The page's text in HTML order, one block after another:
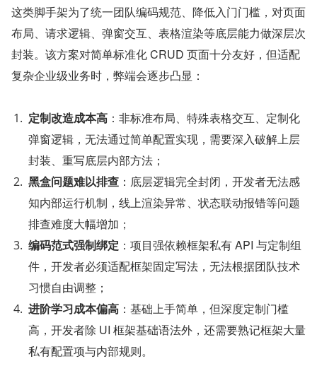
这类脚手架为了统一团队编码规范、降低入门门槛，对页面
布局、请求逻辑、弹窗交互、表格渲染等底层能力做深层次
封装。该方案对简单标准化 CRUD 页面十分友好，但适配
复杂企业级业务时，弊端会逐步凸显：
定制改造成本高 ：非标准布局、特殊表格交互、定制化
弹窗逻辑，无法通过简单配置实现，需要深入破解上层
封装、重写底层内部方法；
黑盒问题难以排查 ：底层逻辑完全封闭，开发者无法感
知内部运行机制，线上渲染异常、状态联动报错等问题
排查难度大幅增加；
编码范式强制绑定 ：项目强依赖框架私有 API 与定制组
件，开发者必须适配框架固定写法，无法根据团队技术
习惯自由调整；
进阶学习成本偏高 ：基础上手简单，但深度定制门槛
高，开发者除 UI 框架基础语法外，还需要熟记框架大量
私有配置项与内部规则。